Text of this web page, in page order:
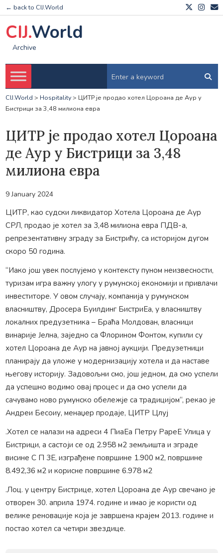
← back to CIJ.World
CIJ.World
Archive
CIJ.World > Hospitality> ЦИТР је продао хотел Цороана де Аур у
Бистрици за 3,48 милиона евра
ЦИТР је продао хотел Цороана
де Аур у Бистрици за 3,48
милиона евра
9 January 2024
ЦИТР, као судски ликвидатор Хотела Цороана де Аур
СРЛ, продао је хотел за 3,48 милиона евра ПДВ-а,
репрезентативну зграду за Бистрићу, са историјом дугом
скоро 50 година.
“Иако још увек послујемо у контексту пуном неизвесности,
туризам игра важну улогу у румунској економији и привлачи
инвеститоре. У овом случају, компанија у румунском
власништву, Дросера Буилдинг БистриЕа, у власништву
локалних предузетника – Браћа Молдован, власници
винарије Јелна, заједно са Флорином Фонтом, купили су
хотел Цороана де Аур на јавној аукцији. Предузетници
планирају да уложе у модернизацију хотела и да наставе
његову историју. Задовољни смо, још једном, да смо успели
да успешно водимо овај процес и да смо успели да
сачувамо ново румунско обележје са традицијом“, рекао је
Андреи Бесоиу, менаџер продаје, ЦИТР Цлуј
.Хотел се налази на адреси 4 ПиаЕа Петру РареЕ Улица у
Бистрици, а састоји се од 2.958 м2 земљишта и зграде
висине С П 3Е, изграђене површине 1.900 м2, површине
8.492,36 м2 и корисне површине 6.978 м2
.Лоц. у центру Бистрице, хотел Цороана де Аур свечано је
отворен 30. априла 1974. године и имао је користи од
велике реновације која је завршена крајем 2013. године и
постао хотел са четири звездице.